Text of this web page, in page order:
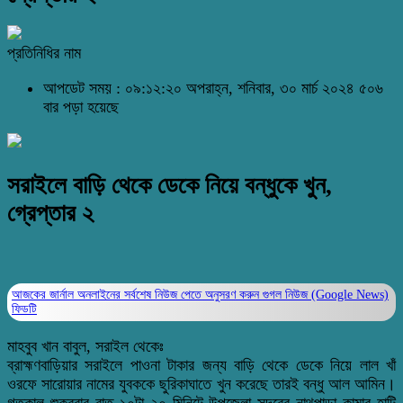
প্রতিনিধির নাম
আপডেট সময় : ০৯:১২:২০ অপরাহ্ন, শনিবার, ৩০ মার্চ ২০২৪ ৫০৬
বার পড়া হয়েছে
সরাইলে বাড়ি থেকে ডেকে নিয়ে বন্ধুকে খুন,
গ্রেপ্তার ২
আজকের জার্নাল অনলাইনের সর্বশেষ নিউজ পেতে অনুসরণ করুন গুগল নিউজ (Google News)
ফিডটি
মাহবুব খান বাবুল, সরাইল থেকেঃ
ব্রাহ্মণবাড়িয়ার সরাইলে পাওনা টাকার জন্য বাড়ি থেকে ডেকে নিয়ে লাল খাঁ
ওরফে সারোয়ার নামের যুবককে ছুরিকাঘাতে খুন করেছে তারই বন্ধু আল আমিন।